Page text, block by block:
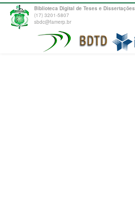
Biblioteca Digital de Teses e Dissertações
(17) 3201-5807
sbdc@famerp.br